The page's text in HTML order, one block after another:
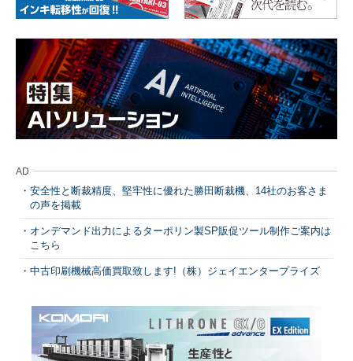
AD
安全性と断裁精度、堅牢性に優れた勝田断裁機、14社のお客さま
の声を掲載
オンデマンド出力によるターポリン製SP販促ツール制作ご案内は
こちら
中古印刷機械高価買取致します!（株）ジェイエンタープライズ